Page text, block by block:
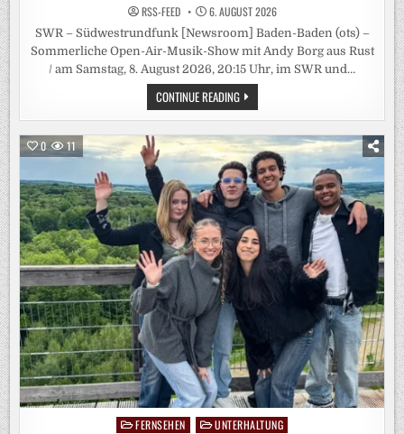
RSS-FEED 6. AUGUST 2026
SWR – Südwestrundfunk [Newsroom] Baden-Baden (ots) –
Sommerliche Open-Air-Musik-Show mit Andy Borg aus Rust
/ am Samstag, 8. August 2026, 20:15 Uhr, im SWR und…
CONTINUE READINGMUSIK
UND
GUTE
BEI
„SOMMER-
SPASS M
IT A
NDY B
ORG“
0 11
PostedFERNSEHEN UNTERHALTUNG